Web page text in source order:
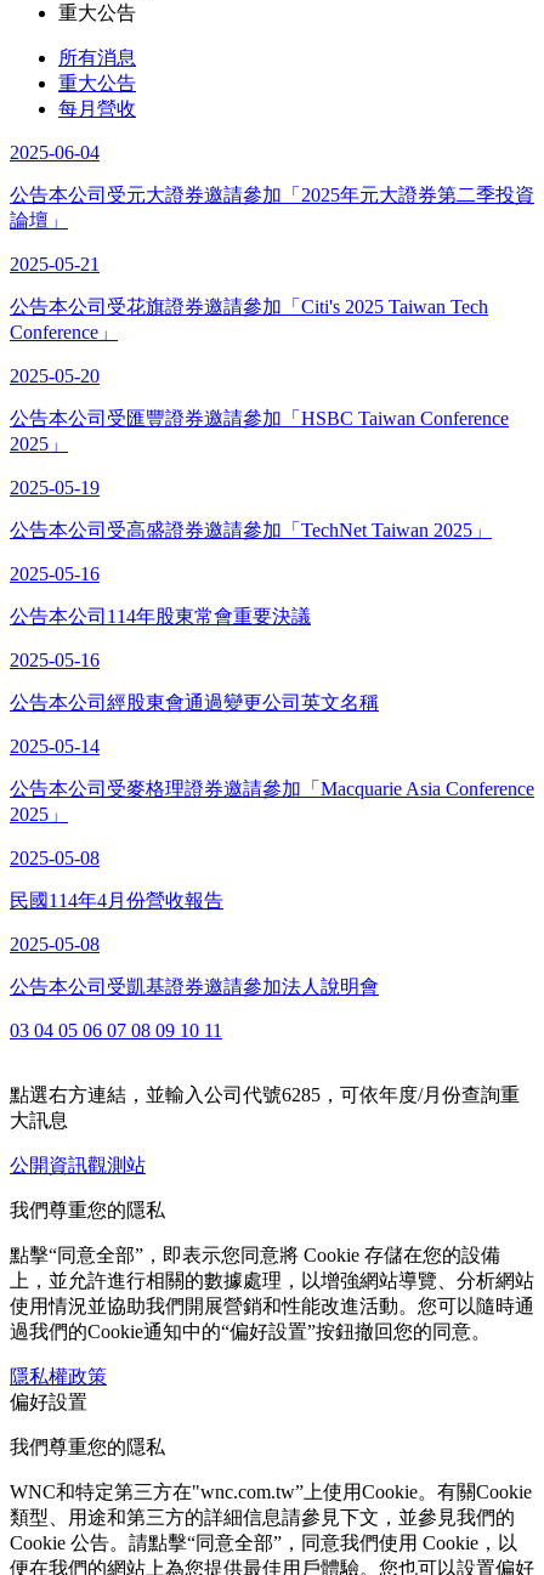
重大公告
所有消息
重大公告
每月營收
2025-06-04
公告本公司受元大證券邀請參加「2025年元大證券第二季投資
論壇」
2025-05-21
公告本公司受花旗證券邀請參加「Citi's 2025 Taiwan Tech
Conference」
2025-05-20
公告本公司受匯豐證券邀請參加「HSBC Taiwan Conference
2025」
2025-05-19
公告本公司受高盛證券邀請參加「TechNet Taiwan 2025」
2025-05-16
公告本公司114年股東常會重要決議
2025-05-16
公告本公司經股東會通過變更公司英文名稱
2025-05-14
公告本公司受麥格理證券邀請參加「Macquarie Asia Conference
2025」
2025-05-08
民國114年4月份營收報告
2025-05-08
公告本公司受凱基證券邀請參加法人說明會
03 04 05 06 07 08 09 10 11
點選右方連結，並輸入公司代號6285，可依年度/月份查詢重
大訊息
公開資訊觀測站
我們尊重您的隱私
點擊“同意全部”，即表示您同意將 Cookie 存儲在您的設備
上，並允許進行相關的數據處理，以增強網站導覽、分析網站
使用情況並協助我們開展營銷和性能改進活動。您可以隨時通
過我們的Cookie通知中的“偏好設置”按鈕撤回您的同意。
隱私權政策
偏好設置
我們尊重您的隱私
WNC和特定第三方在"wnc.com.tw”上使用Cookie。有關Cookie
類型、用途和第三方的詳細信息請參見下文，並參見我們的
Cookie 公告。請點擊“同意全部”，同意我們使用 Cookie，以
便在我們的網站上為您提供最佳用戶體驗。您也可以設置偏好